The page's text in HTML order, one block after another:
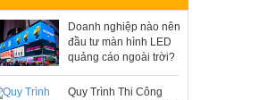
Doanh nghiệp nào nên
đầu tư màn hình LED
quảng cáo ngoài trời?
Quy Trình Thi Công